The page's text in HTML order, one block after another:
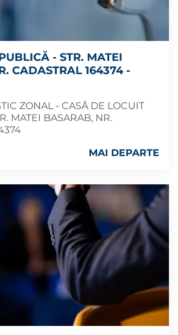
- STR. MATEI
CADASTRAL 164374 -
ZONAL - CASĂ DE LOCUIT
MATEI BASARAB, NR.
MAI DEPARTE